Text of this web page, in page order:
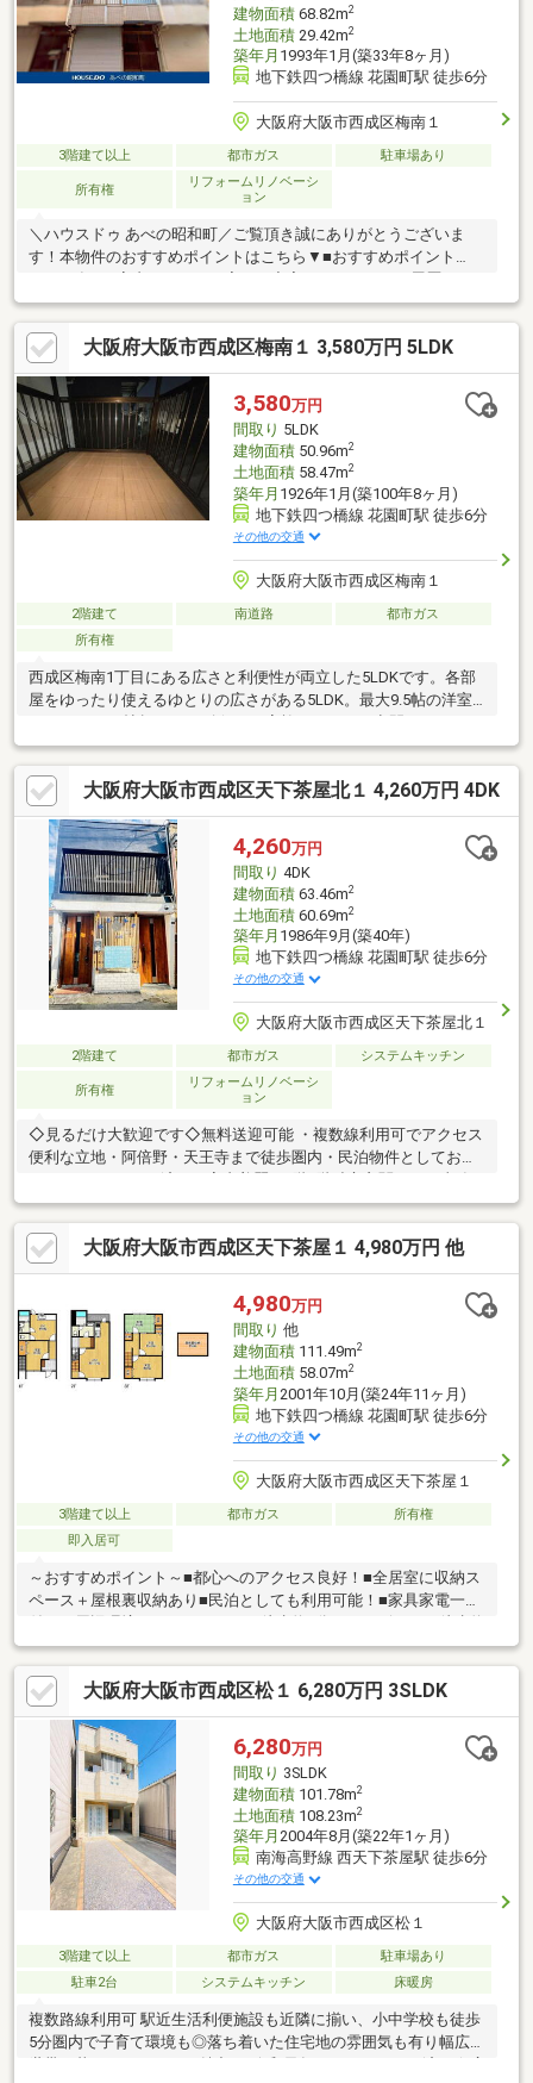
建物面積68.82m2
土地面積29.42m2
築年月 1993年1月(築33年8ヶ月)
地下鉄四つ橋線 花園町駅 徒歩6分
大阪府大阪市西成区梅南１
3階建て以上 都市ガス 駐車場あり
所有権
リフォームリノベーシ
ョン
＼ハウスドゥ あべの昭和町／ご覧頂き誠にありがとうございま
す！本物件のおすすめポイントはこちら▼■おすすめポイント①
ッチン・トイレ・洗面などの水回り設備を一新し、全室のクロス
と床も貼り替えたばかりです。築年数を感じさせない清潔感のあ
る室内が、安定した入居維持をサポートします。■おすすめポイ
ント②＜表面利回り5.91％！シャッター付ビルトインガレージ完
備＞年間賃料収入1、644、000円、表面利回り5.91％で運用中の
オーナーチェンジ物件です。■おすすめポイント③＜子育て世帯
に嬉しい住環境！＞
大阪府大阪市西成区梅南１ 3,580万円 5LDK
3,580万円
間取り 5LDK
建物面積50.96m2
土地面積58.47m2
築年月 1926年1月(築100年8ヶ月)
地下鉄四つ橋線 花園町駅 徒歩6分
その他の交通
大阪府大阪市西成区梅南１
2階建て 南道路
都市ガス
所有権
西成区梅南1丁目にある広さと利便性が両立した5LDKです。各部
屋をゆったり使えるゆとりの広さがある5LDK。最大9.5帖の洋室
をはじめ、12帖超のLDを確保し、家族それぞれの空間をしっかり
確保できます。南西角地につき日当たり・風通しも良好♪新今宮小
学校、今宮中学校まで徒歩14分。最寄り駅まで徒歩10分以内、周
辺にはスーパーやドラッグストア等有で通勤通学だけでなくお買
い物も便利な立地です。内見等お気軽にお問い合わせください。
大阪府大阪市西成区天下茶屋北１ 4,260万円 4DK
4,260万円
間取り 4DK
建物面積63.46m2
土地面積60.69m2
築年月 1986年9月(築40年)
地下鉄四つ橋線 花園町駅 徒歩6分
その他の交通
大阪府大阪市西成区天下茶屋北１
2階建て 都市ガス システムキッチン
所有権
リフォームリノベーシ
ョン
◇見るだけ大歓迎です◇無料送迎可能 ・複数線利用可でアクセス
便利な立地・阿倍野・天王寺まで徒歩圏内・民泊物件としておす
所等様々な用途に利用可・住環境良好・周辺環境充実◇レスポン
スは迅速に◇交渉は全力です◆‐多忙なお客様の「面倒だな」をフ
ルサポート致します‐◆「とりあえず見たい」「他社でローンを断
られた」「他社の物件もまとめて見てみたい」「相談だけしてみ
たい」「しっかり交渉してほしい」「無駄を省きたい」等お気軽
にご連絡下さいませ。
大阪府大阪市西成区天下茶屋１ 4,980万円 他
4,980万円
間取り 他
建物面積111.49m2
土地面積58.07m2
築年月 2001年10月(築24年11ヶ月)
地下鉄四つ橋線 花園町駅 徒歩6分
その他の交通
大阪府大阪市西成区天下茶屋１
3階建て以上 都市ガス
所有権
即入居可
～おすすめポイント～■都心へのアクセス良好！■全居室に収納ス
ペース＋屋根裏収納あり■民泊としても利用可能！■家具家電一式
付き～周辺環境～・スーパーまで徒歩約4分・コンビニまで徒歩約
2分・ドラッグストアまで徒歩約5分・ホームセンターまで徒歩約
10分・病院まで徒歩約3分・郵便局まで徒歩約4分・銀行まで徒歩
4分・小中一貫校まで徒歩約11分・幼稚園まで徒歩約9分・公園ま
で徒歩約12分その他、近隣には生活に便利な施設多数あり！ぜひ
一度ご覧になってみませんか♪住宅ローンなどの資金計画もお気軽
にご相談くださいお問合せお待ちしております♪
大阪府大阪市西成区松１ 6,280万円 3SLDK
6,280万円
間取り 3SLDK
建物面積101.78m2
土地面積108.23m2
築年月 2004年8月(築22年1ヶ月)
南海高野線 西天下茶屋駅 徒歩6分
その他の交通
大阪府大阪市西成区松１
3階建て以上 都市ガス
駐車場あり
駐車2台
システムキッチン 床暖房
複数路線利用可 駅近生活利便施設も近隣に揃い、小中学校も徒歩
5分圏内で子育て環境も◎落ち着いた住宅地の雰囲気も有り幅広い